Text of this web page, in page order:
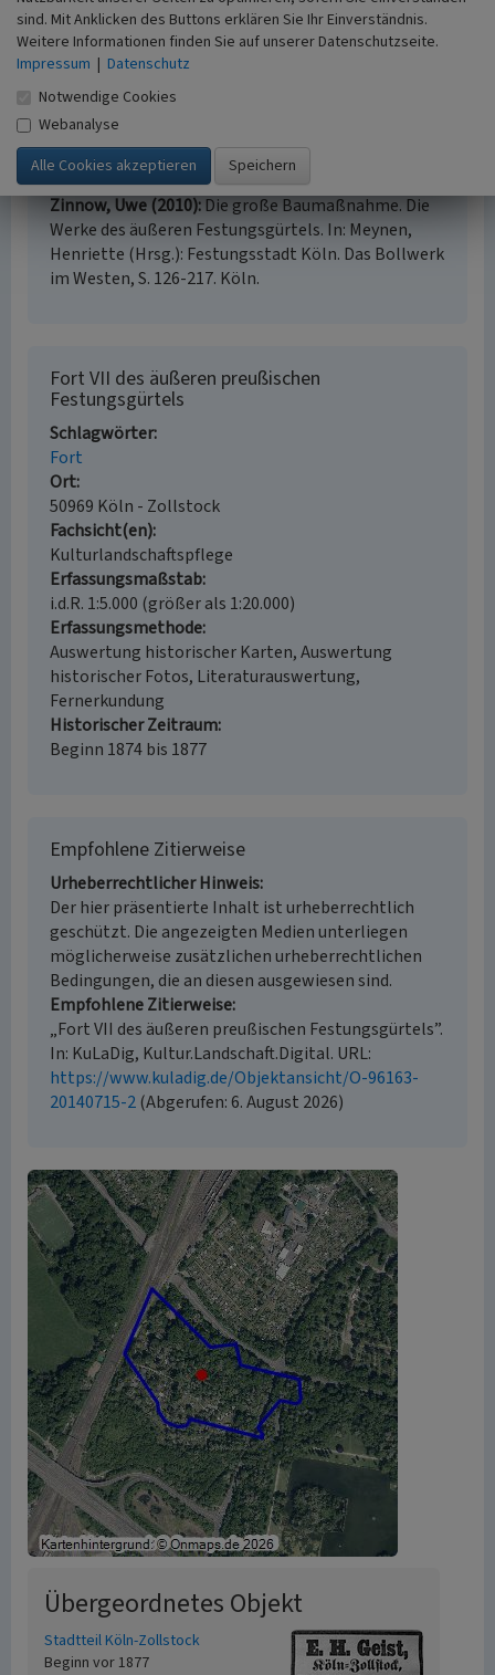
Meynen, Henriette / Fortis Colonia e.V. (Hrsg.)
(2010) Festungsstadt Köln. Das Bollwerk im
Westen. (Fortis Colonia, Schriftenreihe Band 1.)
Meynen, Henriette / Fortis Colonia e.V. (Hrsg.)
(2010) Katalog der Festungsbauten mit
Nachfolgenutzungen. (Festungsstadt Köln - Das
Bollwerk im Westen.) S. 494-503. Köln.
Zinnow, Uwe (2010) Die große Baumaßnahme. Die
Werke des äußeren Festungsgürtels. In: Meynen,
Henriette (Hrsg.): Festungsstadt Köln. Das Bollwerk
im Westen, S. 126-217. Köln.
Fort VII des äußeren preußischen
Festungsgürtels
Schlagwörter
Fort
Ort
50969 Köln - Zollstock
Fachsicht(en)
Kulturlandschaftspflege
Erfassungsmaßstab
i.d.R. 1:5.000 (größer als 1:20.000)
Erfassungsmethode
Auswertung historischer Karten, Auswertung
historischer Fotos, Literaturauswertung,
Fernerkundung
Historischer Zeitraum
Beginn 1874 bis 1877
Empfohlene Zitierweise
Urheberrechtlicher Hinweis
Der hier präsentierte Inhalt ist urheberrechtlich
geschützt. Die angezeigten Medien unterliegen
möglicherweise zusätzlichen urheberrechtlichen
Bedingungen, die an diesen ausgewiesen sind.
Empfohlene Zitierweise
„Fort VII des äußeren preußischen Festungsgürtels”.
In: KuLaDig, Kultur.Landschaft.Digital. URL:
https://www.kuladig.de/Objektansicht/O-96163-
20140715-2(Abgerufen: 6. August 2026)
Übergeordnetes Objekt
Stadtteil Köln-Zollstock
Beginn vor 1877
sind. Mit Anklicken des Buttons erklären Sie Ihr Einverständnis.
Weitere Informationen finden Sie auf unserer Datenschutzseite.
Impressum | Datenschutz
Notwendige Cookies
Webanalyse